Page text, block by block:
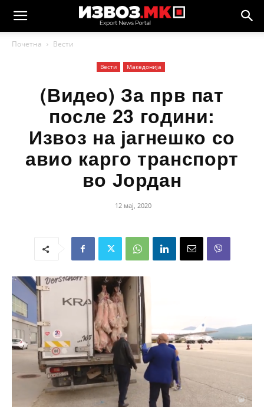
Почетна Вести
Вести Македонија
(Видео) За прв пат
после 23 години:
Извоз на јагнешко со
авио карго транспорт
во Јордан
12 мај, 2020